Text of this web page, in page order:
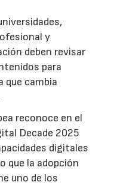
y
deben revisar
para
que cambia
reconoce en el
Decade 2025
digitales
que la adopción
uno de los